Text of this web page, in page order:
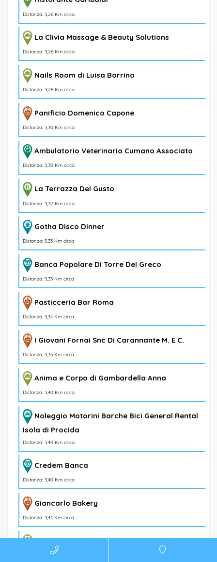
Distanza: 3,26 Km circa
La Clivia Massage & Beauty Solutions
Distanza: 3,26 Km circa
Nails Room di Luisa Borrino
Distanza: 3,28 Km circa
Panificio Domenico Capone
Distanza: 3,30 Km circa
Ambulatorio Veterinario Cumano Associato
Distanza: 3,30 Km circa
La Terrazza Del Gusto
Distanza: 3,32 Km circa
Gotha Disco Dinner
Distanza: 3,33 Km circa
Banca Popolare Di Torre Del Greco
Distanza: 3,33 Km circa
Pasticceria Bar Roma
Distanza: 3,34 Km circa
I Giovani Fornai Snc Di Carannante M. E C.
Distanza: 3,35 Km circa
Anima e Corpo di Gambardella Anna
Distanza: 3,40 Km circa
Noleggio Motorini Barche Bici General Rental
Isola di Procida
Distanza: 3,40 Km circa
Credem Banca
Distanza: 3,40 Km circa
Giancarlo Bakery
Distanza: 3,44 Km circa
Diva S.A.S. Di Caputo Anna E Caputo Adriana &